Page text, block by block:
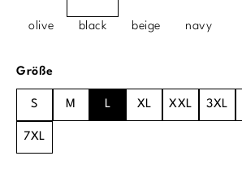
olive black beige navy
Größeauswählen
S M L XL XXL 3XL
7XL